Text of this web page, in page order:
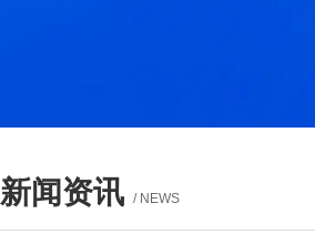
新闻资讯 / NEWS